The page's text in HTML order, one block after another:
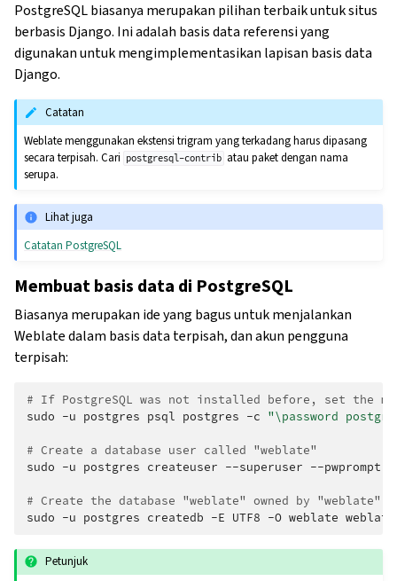
PostgreSQL biasanya merupakan pilihan terbaik untuk situs
berbasis Django. Ini adalah basis data referensi yang
digunakan untuk mengimplementasikan lapisan basis data
Django.
Catatan
Weblate menggunakan ekstensi trigram yang terkadang harus dipasang
secara terpisah. Cari
postgresql-contrib atau paket dengan nama
serupa.
Lihat juga
Catatan PostgreSQL
Membuat basis data di PostgreSQL
Biasanya merupakan ide yang bagus untuk menjalankan
Weblate dalam basis data terpisah, dan akun pengguna
terpisah:
# If PostgreSQL was not installed before, set the
sudo -u postgres psql postgres -c "\password
# Create a database user called "weblate"
sudo -u postgres createuser --superuser --pwprompt
# Create the database "weblate" owned by "weblate"
sudo -u postgres createdb -E UTF8 -O weblate
Petunjuk